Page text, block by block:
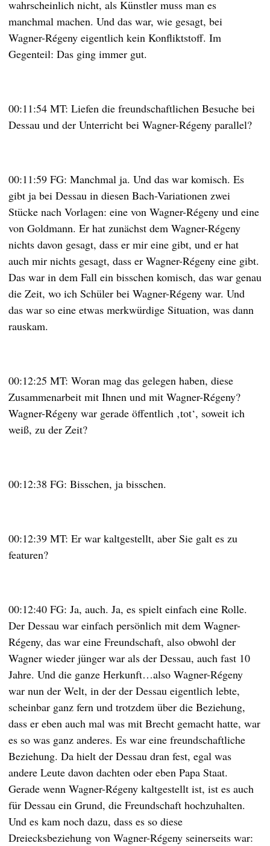
wahrscheinlich nicht, als Künstler muss man es
manchmal machen. Und das war, wie gesagt, bei
Wagner-Régeny eigentlich kein Konfliktstoff. Im
Gegenteil: Das ging immer gut.
00:11:54 MT: Liefen die freundschaftlichen Besuche bei
Dessau und der Unterricht bei Wagner-Régeny parallel?
00:11:59 FG: Manchmal ja. Und das war komisch. Es
gibt ja bei Dessau in diesen Bach-Variationen zwei
Stücke nach Vorlagen: eine von Wagner-Régeny und eine
von Goldmann. Er hat zunächst dem Wagner-Régeny
nichts davon gesagt, dass er mir eine gibt, und er hat
auch mir nichts gesagt, dass er Wagner-Régeny eine gibt.
Das war in dem Fall ein bisschen komisch, das war genau
die Zeit, wo ich Schüler bei Wagner-Régeny war. Und
das war so eine etwas merkwürdige Situation, was dann
rauskam.
00:12:25 MT: Woran mag das gelegen haben, diese
Zusammenarbeit mit Ihnen und mit Wagner-Régeny?
Wagner-Régeny war gerade öffentlich ‚tot‘, soweit ich
weiß, zu der Zeit?
00:12:38 FG: Bisschen, ja bisschen.
00:12:39 MT: Er war kaltgestellt, aber Sie galt es zu
featuren?
00:12:40 FG: Ja, auch. Ja, es spielt einfach eine Rolle.
Der Dessau war einfach persönlich mit dem Wagner-
Régeny, das war eine Freundschaft, also obwohl der
Wagner wieder jünger war als der Dessau, auch fast 10
Jahre. Und die ganze Herkunft…also Wagner-Régeny
war nun der Welt, in der der Dessau eigentlich lebte,
scheinbar ganz fern und trotzdem über die Beziehung,
dass er eben auch mal was mit Brecht gemacht hatte, war
es so was ganz anderes. Es war eine freundschaftliche
Beziehung. Da hielt der Dessau dran fest, egal was
andere Leute davon dachten oder eben Papa Staat.
Gerade wenn Wagner-Régeny kaltgestellt ist, ist es auch
für Dessau ein Grund, die Freundschaft hochzuhalten.
Und es kam noch dazu, dass es so diese
Dreiecksbeziehung von Wagner-Régeny seinerseits war: